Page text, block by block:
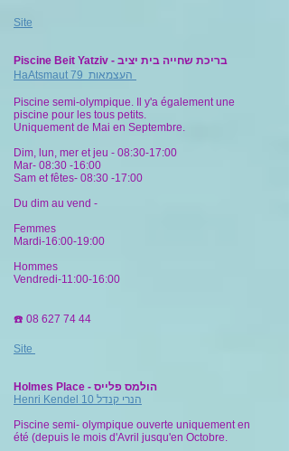
Site
Piscine Beit Yatziv - בריכת שחייה בית יציב
HaAtsmaut 79 העצמאות
Piscine semi-olympique. Il y'a également une
piscine pour les tous petits.
Uniquement de Mai en Septembre.
Dim, lun, mer et jeu - 08:30-17:00
Mar- 08:30 -16:00
Sam et fêtes- 08:30 -17:00
Du dim au vend -
Femmes
Mardi-16:00-19:00
Hommes
Vendredi-11:00-16:00
☎️ 08 627 74 44
Site
Holmes Place - הולמס פלייס
Henri Kendel 10 הנרי קנדל
Piscine semi- olympique ouverte uniquement en
été (depuis le mois d'Avril jusqu'en Octobre.